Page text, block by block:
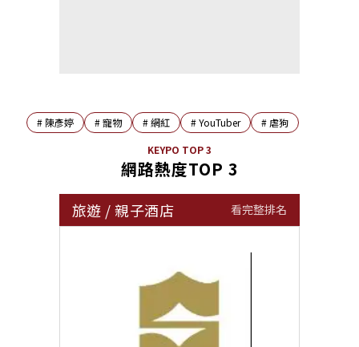
# 陳彥婷 #寵物 #網紅 #YouTuber # 虐狗
KEYPO TOP 3
網路熱度TOP 3
旅遊 /親子酒店 看完整排名